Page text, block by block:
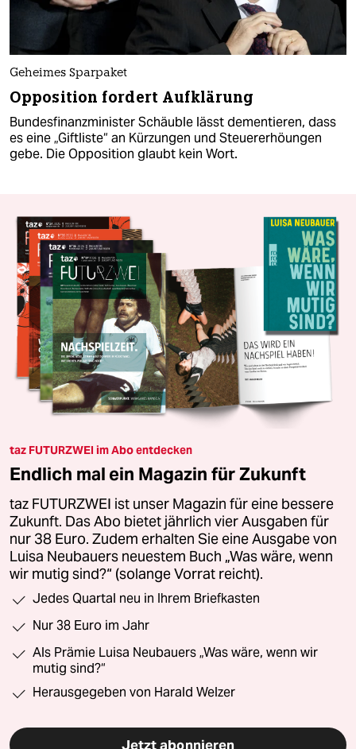
Geheimes Sparpaket
Opposition fordert Aufklärung
Bundesfinanzminister Schäuble lässt dementieren, dass
es eine „Giftliste“ an Kürzungen und Steuererhöungen
gebe. Die Opposition glaubt kein Wort.
taz FUTURZWEI im Abo entdecken
Endlich mal ein Magazin für Zukunft
taz FUTURZWEI ist unser Magazin für eine bessere
Zukunft. Das Abo bietet jährlich vier Ausgaben für
nur 38 Euro. Zudem erhalten Sie eine Ausgabe von
Luisa Neubauers neuestem Buch „Was wäre, wenn
wir mutig sind?“ (solange Vorrat reicht).
Jedes Quartal neu in Ihrem Briefkasten
Nur 38 Euro im Jahr
Als Prämie Luisa Neubauers „Was wäre, wenn wir
mutig sind?“
Herausgegeben von Harald Welzer
Jetzt abonnieren